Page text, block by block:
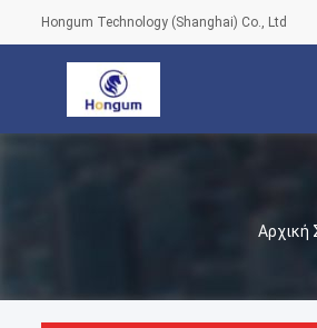
Hongum Technology (Shanghai) Co., Ltd
Αρχική